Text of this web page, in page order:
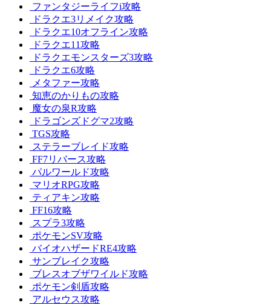
ファンタジーライフi攻略
ドラクエ3リメイク攻略
ドラクエ10オフライン攻略
ドラクエ11攻略
ドラクエモンスターズ3攻略
ドラクエ6攻略
メタファー攻略
知恵のかりもの攻略
魔女の泉R攻略
ドラゴンズドグマ2攻略
TGS攻略
ステラーブレイド攻略
FF7リバース攻略
パルワールド攻略
マリオRPG攻略
ティアキン攻略
FF16攻略
スプラ3攻略
ポケモンSV攻略
バイオハザードRE4攻略
サンブレイク攻略
ブレスオブザワイルド攻略
ポケモン剣盾攻略
アルセウス攻略